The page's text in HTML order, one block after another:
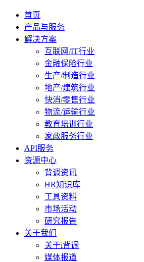
首页
产品与服务
解决方案
互联网/IT行业
金融保险行业
生产/制造行业
地产/建筑行业
快消/零售行业
物流/运输行业
教育培训行业
家政服务行业
API服务
资源中心
背调资讯
HR知识库
工具资料
市场活动
研究报告
关于我们
关于i背调
媒体报道